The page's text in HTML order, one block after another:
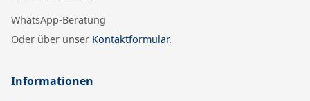
WhatsApp-Beratung
Oder über unser Kontaktformular.
Informationen